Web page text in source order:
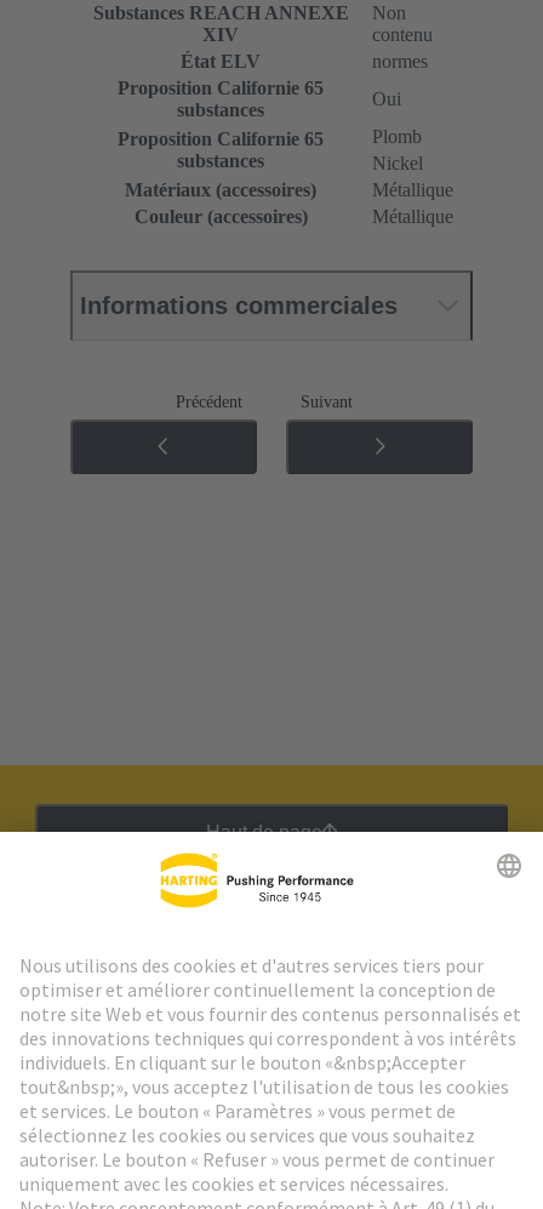
Substances REACH ANNEXE
XIV
Non
contenu
État ELV
normes
Proposition Californie 65
substances
Oui
Proposition Californie 65
substances
Plomb
Nickel
Matériaux (accessoires)
Métallique
Couleur (accessoires)
Métallique
Informations commerciales
Précédent Suivant
Haut de page
Aller à l'inscription
Social Media